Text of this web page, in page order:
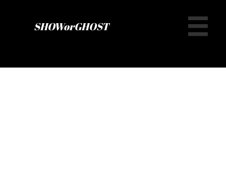
SHOWorGHOST 